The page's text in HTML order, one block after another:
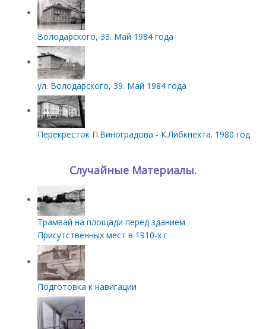
Володарского, 33. Май 1984 года
ул. Володарского, 39. Май 1984 года
Перекресток П.Виноградова - К.Либкнехта. 1980 год
Случайные Материалы.
Трамвай на площади перед зданием
Присутственных мест в 1910-х г
Подготовка к навигации